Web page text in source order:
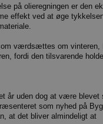
på olieregningen er den
effekt ved at øge
værdsættes om vinteren,
fordi den tilsvarende
år uden dog at være blevet
som nyhed på
at det bliver almindeligt at